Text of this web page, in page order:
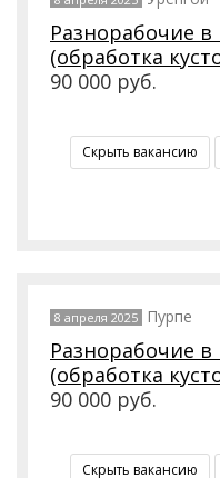
Разнорабочие в
(обработка
90 000 руб.
Скрыть вакансию
8 апреля 2025 Пурпе
Разнорабочие в
(обработка
90 000 руб.
Скрыть вакансию